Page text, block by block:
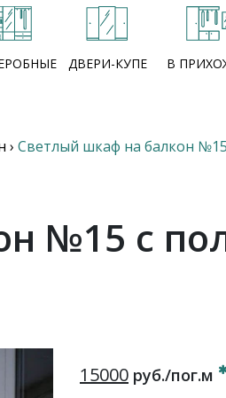
ДВЕРИ-КУПЕ В
› Светлый шкаф на балкон
№15 с
15000 руб./пог.м